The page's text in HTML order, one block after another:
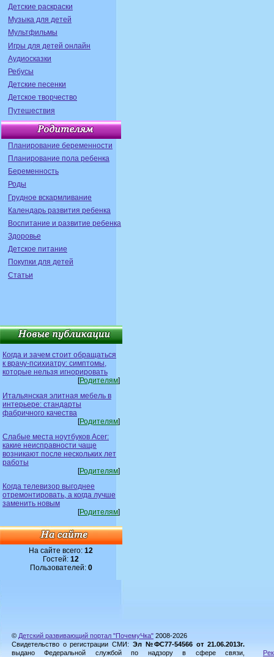
Детские раскраски
Музыка для детей
Мультфильмы
Игры для детей онлайн
Аудиосказки
Ребусы
Детские песенки
Детское творчество
Путешествия
Планирование беременности
Планирование пола ребенка
Беременность
Роды
Грудное вскармливание
Календарь развития ребенка
Воспитание и развитие ребенка
Здоровье
Детское питание
Покупки для детей
Статьи
Когда и зачем стоит обращаться
к врачу-психиатру: симптомы,
которые нельзя игнорировать
[Родителям]
Итальянская элитная мебель в
интерьере: стандарты
фабричного качества
[Родителям]
Слабые места ноутбуков Acer:
какие неисправности чаще
возникают после нескольких лет
работы
[Родителям]
Когда телевизор выгоднее
отремонтировать, а когда лучше
заменить новым
[Родителям]
На сайте всего:12
Гостей:12
Пользователей: 0
© Детский развивающий портал "ПочемуЧка" 2008-2026
Свидетельство о регистрации СМИ: Эл №ФС77-54566 от 21.06.2013г.
выдано Федеральной службой по надзору в сфере связи,